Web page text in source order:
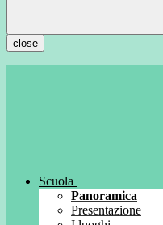
close
Scuola
Panoramica
Presentazione